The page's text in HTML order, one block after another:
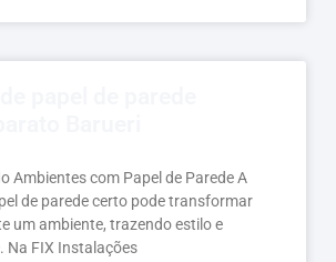
Ambientes com Papel de Parede A
de parede certo pode transformar
um ambiente, trazendo estilo e
Na FIX Instalações